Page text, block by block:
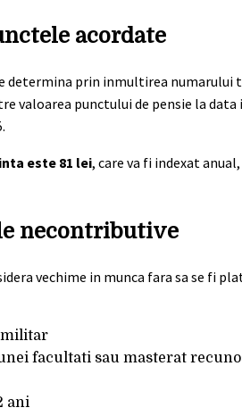
acordate
prin inmultirea numarului
valoarea punctului de pensie la
este 81 lei, care va fi indexat
necontributive
vechime in munca fara sa se fi
militar
facultati sau masterat
ani